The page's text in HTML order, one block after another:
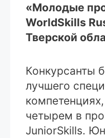
«Молодые
WorldSkills
Тверской
Конкурсанты
лучшего
четырем в
JuniorSkills.